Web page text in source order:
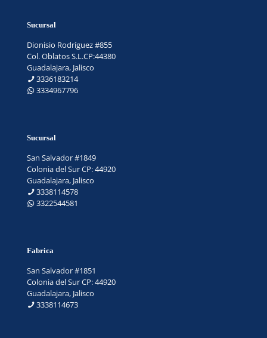
Sucursal
Dionisio Rodríguez #855
Col. Oblatos S.L.CP:44380
Guadalajara, Jalisco
3336183214
3334967796
Sucursal
San Salvador #1849
Colonia del Sur CP: 44920
Guadalajara, Jalisco
3338114578
3322544581
Fabrica
San Salvador #1851
Colonia del Sur CP: 44920
Guadalajara, Jalisco
3338114673